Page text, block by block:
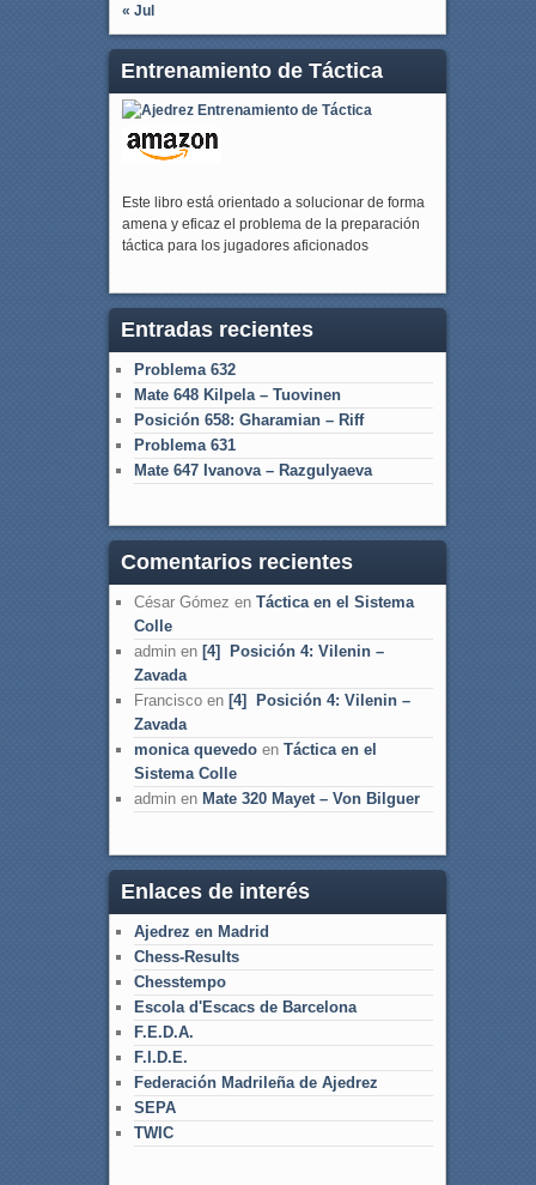
« Jul
Entrenamiento de Táctica
Este libro está orientado a solucionar de forma
amena y eficaz el problema de la preparación
táctica para los jugadores aficionados
Entradas recientes
Problema 632
Mate 648 Kilpela – Tuovinen
Posición 658: Gharamian – Riff
Problema 631
Mate 647 Ivanova – Razgulyaeva
Comentarios recientes
César Gómez en Táctica en el Sistema
Colle
adminen [4] Posición 4: Vilenin –
Zavada
Franciscoen [4] Posición 4: Vilenin –
Zavada
monica quevedoen Táctica en el
Sistema Colle
adminen Mate 320 Mayet – Von Bilguer
Enlaces de interés
Ajedrez en Madrid
Chess-Results
Chesstempo
Escola d'Escacs de Barcelona
F.E.D.A.
F.I.D.E.
Federación Madrileña de Ajedrez
SEPA
TWIC